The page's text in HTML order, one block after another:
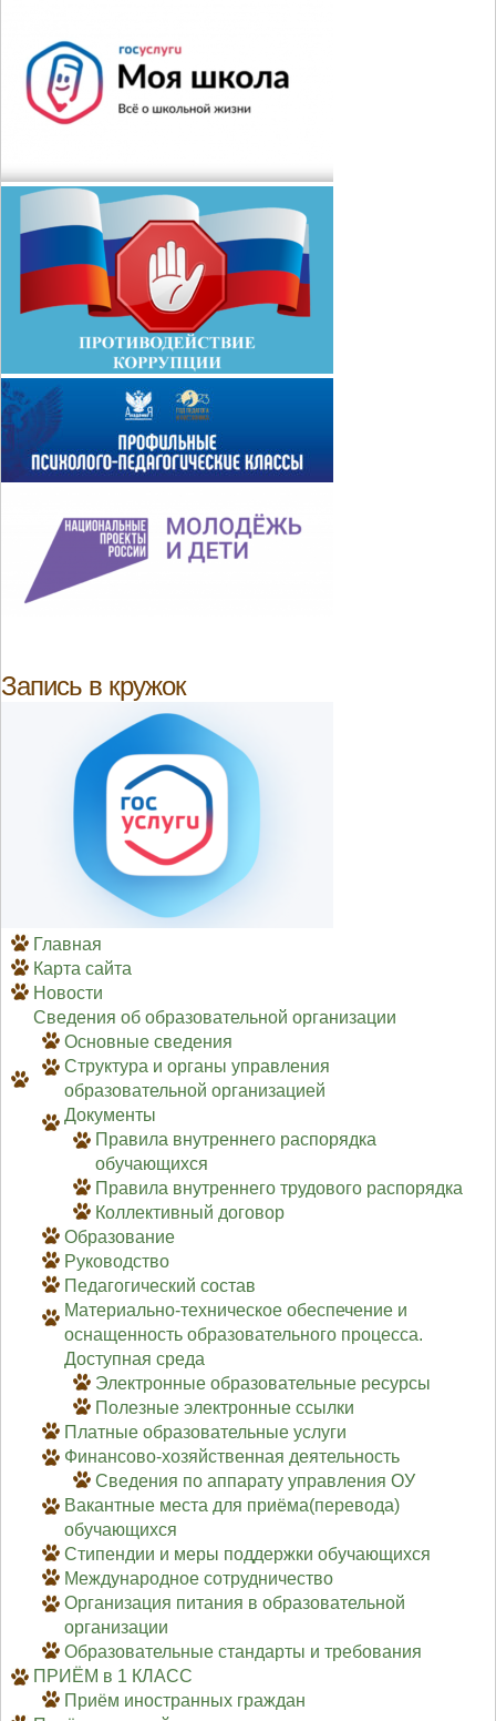
Запись в кружок
Главная
Карта сайта
Новости
Сведения об образовательной организации
Основные сведения
Структура и органы управления
образовательной организацией
Документы
Правила внутреннего распорядка
обучающихся
Правила внутреннего трудового распорядка
Коллективный договор
Образование
Руководство
Педагогический состав
Материально-техническое обеспечение и
оснащенность образовательного процесса.
Доступная среда
Электронные образовательные ресурсы
Полезные электронные ссылки
Платные образовательные услуги
Финансово-хозяйственная деятельность
Сведения по аппарату управления ОУ
Вакантные места для приёма(перевода)
обучающихся
Стипендии и меры поддержки обучающихся
Международное сотрудничество
Организация питания в образовательной
организации
Образовательные стандарты и требования
ПРИЁМ в 1 КЛАСС
Приём иностранных граждан